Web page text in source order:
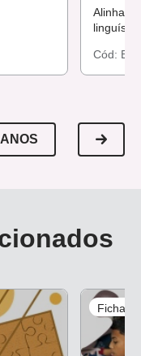
Cód:
Ficha